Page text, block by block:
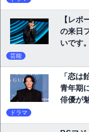
【レポ
の来日
いです
芸能
「恋は
青年期
俳優が
ドラマ